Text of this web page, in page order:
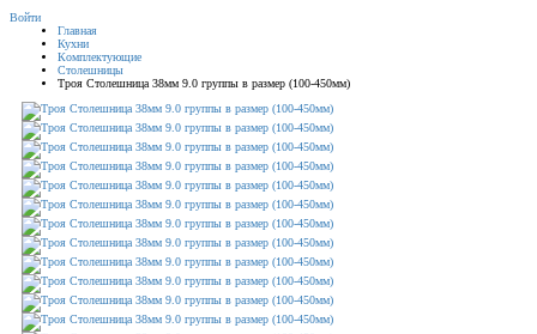
Войти
Главная
Кухни
Комплектующие
Столешницы
Троя Столешница 38мм 9.0 группы в размер (100-450мм)